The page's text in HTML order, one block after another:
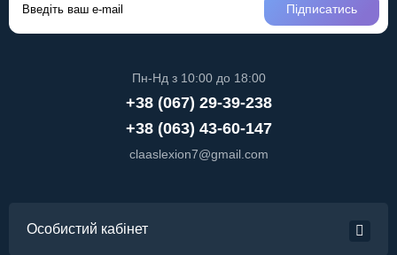
Підписатись
Пн-Нд з 10:00 до 18:00
+38 (067) 29-39-238
+38 (063) 43-60-147
claaslexion7@gmail.com
Особистий кабінет